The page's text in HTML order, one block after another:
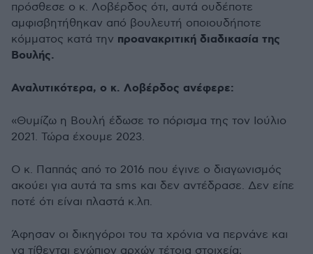
πρόσθεσε ο κ. Λοβέρδος ότι, αυτά ουδέποτε
αμφισβητήθηκαν από βουλευτή οποιουδήποτε
κόμματος κατά την προανακριτική διαδικασία της
Βουλής.
Αναλυτικότερα, ο κ. Λοβέρδος ανέφερε:
«Θυμίζω η Βουλή έδωσε το πόρισμα της τον Ιούλιο
2021. Τώρα έχουμε 2023.
Ο κ. Παππάς από το 2016 που έγινε ο διαγωνισμός
ακούει για αυτά τα sms και δεν αντέδρασε. Δεν είπε
ποτέ ότι είναι πλαστά κ.λπ.
Άφησαν οι δικηγόροι του τα χρόνια να περνάνε και
να τίθενται ενώπιον αρχών τέτοια στοιχεία;